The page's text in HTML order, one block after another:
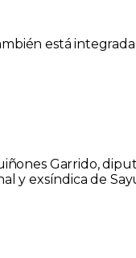
está
Garrido,
y exsíndica de